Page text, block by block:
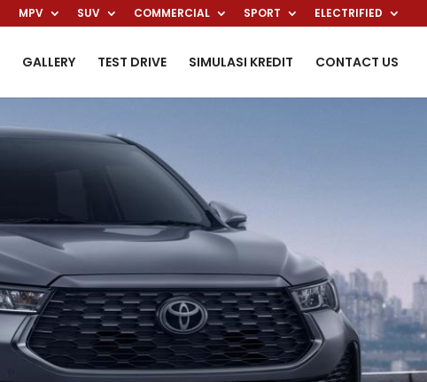
MPV SUV COMMERCIAL SPORT ELECTRIFIED
GALLERY TEST DRIVE SIMULASI KREDIT CONTACT US